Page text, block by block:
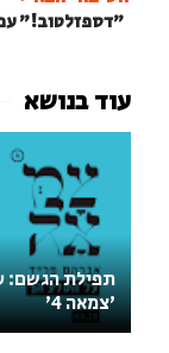
"דספזלטוב!"
תפילת הגשם:
'צמאה 4'